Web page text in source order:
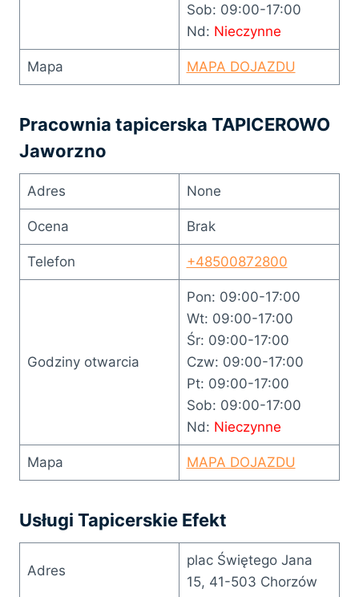
Sob: 09:00-17:00
Nd: Nieczynne
Mapa MAPA DOJAZDU
Pracownia tapicerska TAPICEROWO
Jaworzno
Adres None
Ocena Brak
Telefon +48500872800
Godziny otwarcia
Pon: 09:00-17:00
Wt: 09:00-17:00
Śr: 09:00-17:00
Czw: 09:00-17:00
Pt: 09:00-17:00
Sob: 09:00-17:00
Nd: Nieczynne
Mapa MAPA DOJAZDU
Usługi Tapicerskie Efekt
Adres
plac Świętego Jana
15, 41-503 Chorzów